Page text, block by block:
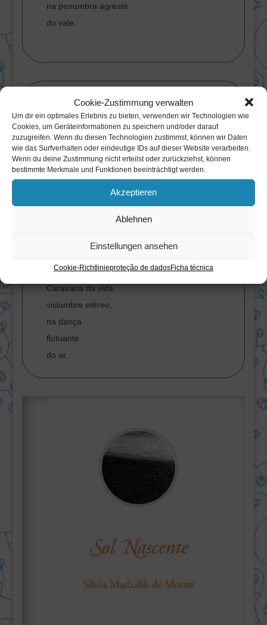
Cookie-Zustimmung verwalten
Um dir ein optimales Erlebnis zu bieten, verwenden wir Technologien wie
Cookies, um Geräteinformationen zu speichern und/oder darauf
zuzugreifen. Wenn du diesen Technologien zustimmst, können wir Daten
wie das Surfverhalten oder eindeutige IDs auf dieser Website verarbeiten.
Wenn du deine Zustimmung nicht erteilst oder zurückziehst, können
bestimmte Merkmale und Funktionen beeinträchtigt werden.
Akzeptieren
Ablehnen
Einstellungen ansehen
Cookie-Richtlinieproteção de dadosFicha técnica
na penumbra agreste
do vale.
Visão
Imagem envolvente
na sagacidade
estonteante
Caravana da vida,
vislumbre etéreo,
na dança
flutuante
do ar.